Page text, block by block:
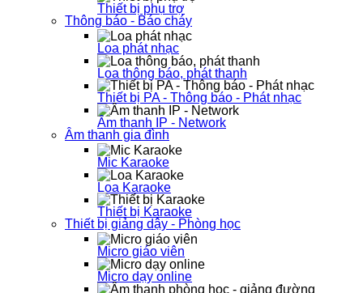
Thiết bị phụ trợ
Thông báo - Báo cháy
Loa phát nhạc
Loa thông báo, phát thanh
Thiết bị PA - Thông báo - Phát nhạc
Âm thanh IP - Network
Âm thanh gia đình
Mic Karaoke
Loa Karaoke
Thiết bị Karaoke
Thiết bị giảng dậy - Phòng học
Micro giáo viên
Micro dạy online